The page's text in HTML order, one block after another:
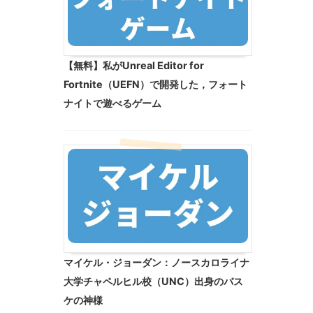
【無料】私がUnreal Editor for
Fortnite（UEFN）で開発した，フォート
ナイトで遊べるゲーム
マイケル・ジョーダン：ノースカロライナ
大学チャペルヒル校（UNC）出身のバス
ケの神様